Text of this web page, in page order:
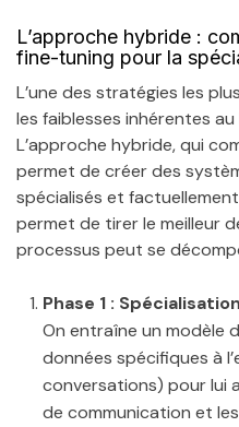
L’approche hybride :
fine-tuning pour la
L’une des stratégies les
les faiblesses inhérentes au
L’approche hybride, qui
permet de créer des
spécialisés et
permet de tirer le meilleur
processus peut se
Phase 1 :
On entraîne un modèle
données spécifiques à
conversations) pour lui
de communication et